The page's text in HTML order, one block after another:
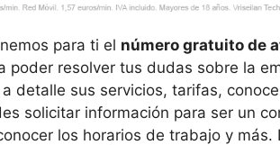
para ti el número gratuito de
poder resolver tus dudas sobre la
detalle sus servicios, tarifas,
solicitar información para ser un
los horarios de trabajo y